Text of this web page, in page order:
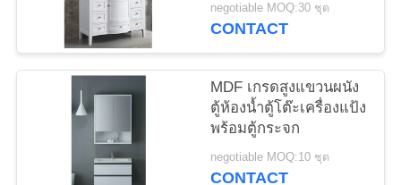
แผนผัง
เว็บไซต์
PRIVACY
POLICY
negotiable MOQ:30 ชุด
CONTACT
MDF เกรดสูงแขวนผนัง
ตู้ห้องน้ำตู้โต๊ะเครื่องแป้ง
พร้อมตู้กระจก
negotiable MOQ:10 ชุด
CONTACT